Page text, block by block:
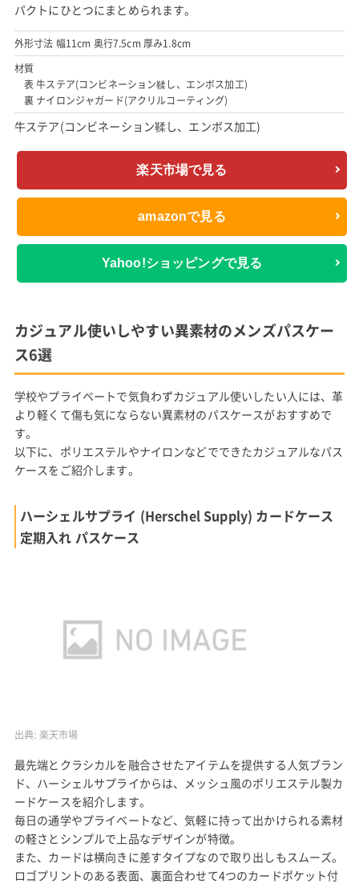
パクトにひとつにまとめられます。
外形寸法 幅11cm 奥行7.5cm 厚み1.8cm
材質
表 牛ステア(コンビネーション鞣し、エンボス加工)
裏 ナイロンジャガード(アクリルコーティング)
牛ステア(コンビネーション鞣し、エンボス加工)
楽天市場で見る
amazonで見る
Yahoo!ショッピングで見る
カジュアル使いしやすい異素材のメンズパスケー
ス6選
学校やプライベートで気負わずカジュアル使いしたい人には、革
より軽くて傷も気にならない異素材のパスケースがおすすめで
す。
以下に、ポリエステルやナイロンなどでできたカジュアルなパス
ケースをご紹介します。
ハーシェルサプライ (Herschel Supply) カードケース
定期入れ パスケース
出典: 楽天市場
最先端とクラシカルを融合させたアイテムを提供する人気ブラン
ド、ハーシェルサプライからは、メッシュ風のポリエステル製カ
ードケースを紹介します。
毎日の通学やプライベートなど、気軽に持って出かけられる素材
の軽さとシンプルで上品なデザインが特徴。
また、カードは横向きに差すタイプなので取り出しもスムーズ。
ロゴプリントのある表面、裏面合わせて4つのカードポケット付